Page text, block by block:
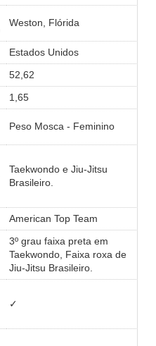
Weston, Flórida
Estados Unidos
52,62
1,65
Peso Mosca - Feminino
Taekwondo e Jiu-Jitsu
Brasileiro.
American Top Team
3º grau faixa preta em
Taekwondo, Faixa roxa de
Jiu-Jitsu Brasileiro.
✓